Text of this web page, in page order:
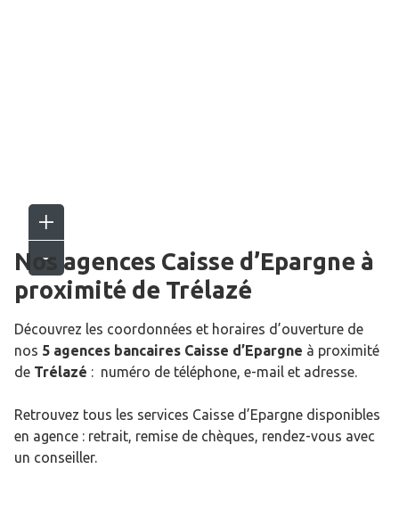
Nos agences Caisse d’Epargne à
proximité de Trélazé
Découvrez les coordonnées et horaires d’ouverture de
nos 5 agences bancaires Caisse d’Epargne à proximité
de Trélazé : numéro de téléphone, e-mail et adresse.
Retrouvez tous les services Caisse d’Epargne disponibles
en agence : retrait, remise de chèques, rendez-vous avec
un conseiller.